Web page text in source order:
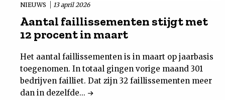
NIEUWS 13 april 2026
Aantal faillissementen stijgt met
12 procent in maart
Het aantal faillissementen is in maart op jaarbasis
toegenomen. In totaal gingen vorige maand 301
bedrijven failliet. Dat zijn 32 faillissementen meer
dan in dezelfde...